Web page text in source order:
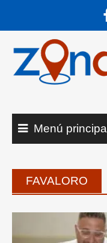
contenido
Menú principal
FAVALORO